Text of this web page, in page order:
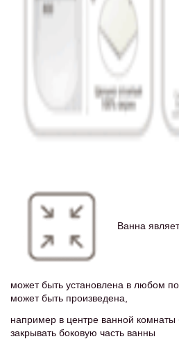
Ванна
может быть установлена в любом
может быть произведена,
например в центре ванной комнаты
закрывать боковую часть ванны